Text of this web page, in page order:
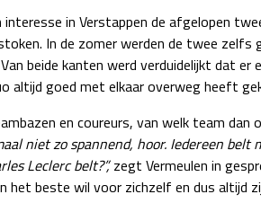
in Verstappen de afgelopen
In de zomer werden de twee zelfs
beide kanten werd verduidelijkt dat er
altijd goed met elkaar overweg heeft
en coureurs, van welk team dan
niet zo spannend, hoor. Iedereen belt
Leclerc belt?”,zegt Vermeulen in
het beste wil voor zichzelf en dus altijd